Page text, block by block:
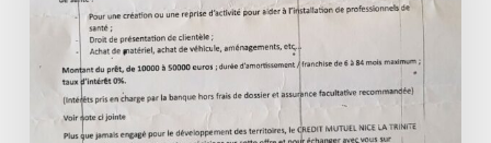
engagé
pour
développement